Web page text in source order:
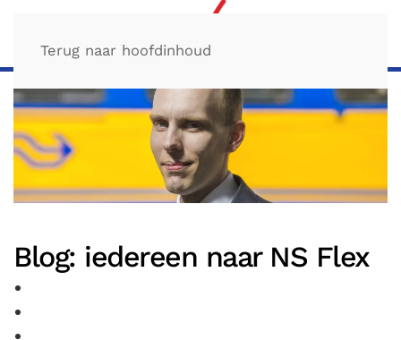
Terug naar hoofdinhoud
Blog: iedereen naar NS Flex